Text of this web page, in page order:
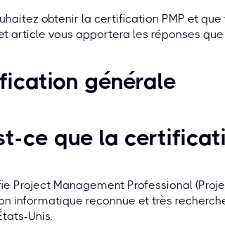
obtenir la certification PMP et
article vous apportera les réponses que
générale
ce que la
Project Management Professional
informatique reconnue et très
Unis.